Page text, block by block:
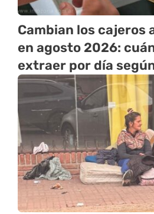
Cambian los cajeros
en agosto 2026:
extraer por día